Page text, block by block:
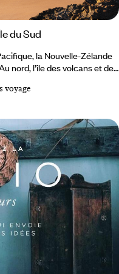
du Sud
la Nouvelle-Zélande
nord, l’île des volcans et des
Au sud, les Alpes
un silence presque cosmique.
voyage